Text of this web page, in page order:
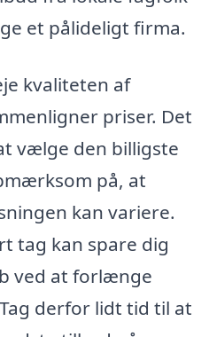
et pålideligt firma.
kvaliteten af
priser. Det
vælge den billigste
på, at
kan variere.
tag kan spare dig
ved at forlænge
derfor lidt tid til at